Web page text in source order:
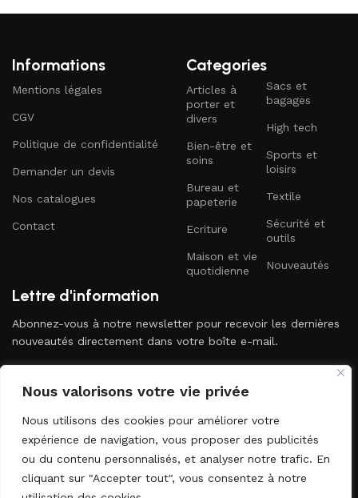
Nous valorisons votre vie privée
Nous utilisons des cookies pour améliorer votre
expérience de navigation, vous proposer des publicités
ou du contenu personnalisés, et analyser notre trafic. En
cliquant sur "Accepter tout", vous consentez à notre
Informations
Mentions légales
CGV
Politique de confidentialité
Demander un devis
Nos catalogues
Contact
Categories
Articles à
porter et
divers
Bien-être et
soins
Bureau et
papeterie
Ecriture
Maison et vie
quotidienne
Sacs et
bagages
High tech
Sports et
loisirs
Textile
Sécurité et
outils
Nouveautés
Lettre d'information
Abonnez-vous à notre newsletter pour recevoir les dernières
nouveautés directement dans votre boîte e-mail.
Envoyer